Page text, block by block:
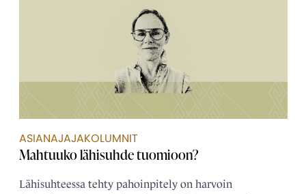
ASIANAJAJAKOLUMNIT
Mahtuuko lähisuhde tuomioon?
Lähisuhteessa tehty pahoinpitely on harvoin